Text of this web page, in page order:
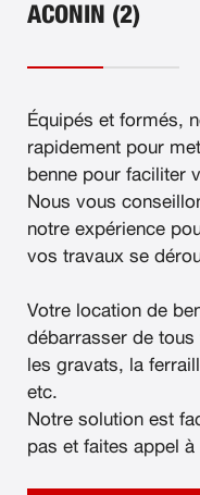
ACONIN (2)
Équipés et formés,
rapidement pour
benne pour faciliter
Nous vous
notre expérience
vos travaux se
Votre location de
débarrasser de tous
les gravats, la
etc.
Notre solution est
pas et faites appel à